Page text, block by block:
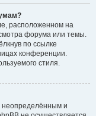
расположенном на
форума или темы.
по ссылке
конференции.
стиля.
неопределённым и